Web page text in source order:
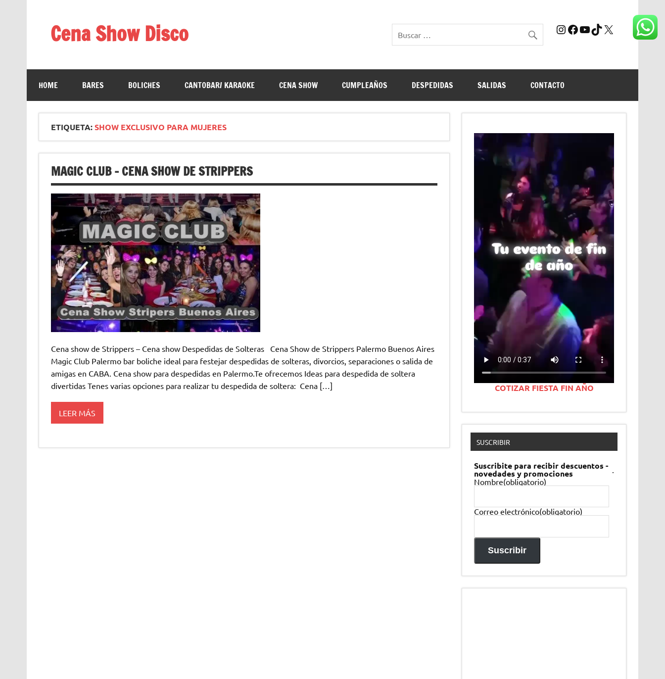
Cena Show Disco InstagramFacebook YouTube TikTok X
HOME BARES BOLICHES CANTOBAR/ KARAOKE CENA SHOW CUMPLEAÑOS DESPEDIDAS SALIDAS CONTACTO
ETIQUETA:SHOW EXCLUSIVO PARA MUJERES
MAGIC CLUB – CENA SHOW DE STRIPPERS
Cena show de Strippers – Cena show Despedidas de Solteras Cena Show de Strippers Palermo Buenos Aires
Magic Club Palermo bar boliche ideal para festejar despedidas de solteras, divorcios, separaciones o salida de
amigas en CABA. Cena show para despedidas en Palermo.Te ofrecemos Ideas para despedida de soltera
divertidas Tenes varias opciones para realizar tu despedida de soltera: Cena […]
LEER MÁS
COTIZAR FIESTA FIN AÑO
SUSCRIBIR
Suscribite para recibir descuentos -
novedades y promociones
.
Nombre(obligatorio)
Correo electrónico(obligatorio)
Suscribir